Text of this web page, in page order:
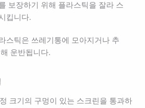
보장하기 위해 플라스틱을 잘라 스
킵니다.
스틱은 쓰레기통에 모아지거나 추
운반됩니다.
크기의 구멍이 있는 스크린을 통과하